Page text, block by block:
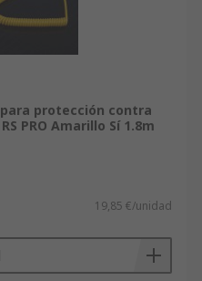
protección contra
PRO Amarillo Sí 1.8m
19,85 €/unidad